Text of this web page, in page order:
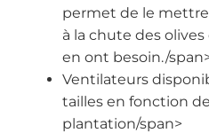
permet de le
à la chute des
en ont besoin./
Ventilateurs
tailles en fonction
plantation/span>